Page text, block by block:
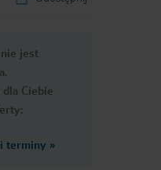
jest
Ciebie
terminy »
Wyjątkowy